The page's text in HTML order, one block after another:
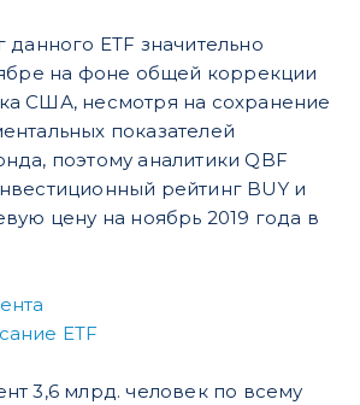
данного ETF значительно
на фоне общей коррекции
США, несмотря на сохранение
показателей
поэтому аналитики QBF
рейтинг BUY и
цену на ноябрь 2019 года в
ETF
3,6 млрд. человек по всему